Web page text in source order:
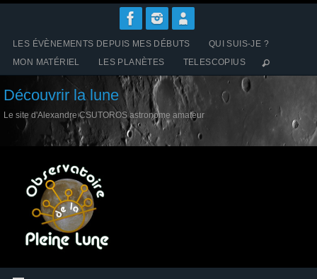
LES ÉVÈNEMENTS DEPUIS MES DÉBUTS
QUI SUIS-JE ?
MON MATÉRIEL
LES PLANÈTES TELESCOPIUS
Découvrir la lune
Le site d'Alexandre CSUTOROS astronome amateur